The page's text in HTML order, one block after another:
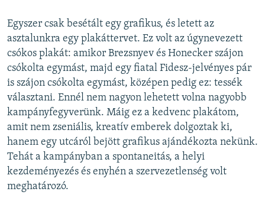
Egyszer csak besétált egy grafikus, és letett az
asztalunkra egy plakáttervet. Ez volt az úgynevezett
csókos plakát: amikor Brezsnyev és Honecker szájon
csókolta egymást, majd egy fiatal Fidesz-jelvényes pár
is szájon csókolta egymást, középen pedig ez: tessék
választani. Ennél nem nagyon lehetett volna nagyobb
kampányfegyverünk. Máig ez a kedvenc plakátom,
amit nem zseniális, kreatív emberek dolgoztak ki,
hanem egy utcáról bejött grafikus ajándékozta nekünk.
Tehát a kampányban a spontaneitás, a helyi
kezdeményezés és enyhén a szervezetlenség volt
meghatározó.